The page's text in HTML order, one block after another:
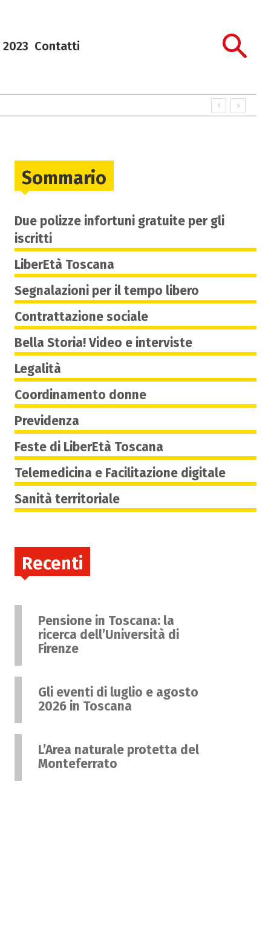
Contatti
Sommario
Due polizze infortuni gratuite per gli
iscritti
LiberEtà Toscana
Segnalazioni per il tempo libero
Contrattazione sociale
Bella Storia! Video e interviste
Legalità
Coordinamento donne
Previdenza
Feste di LiberEtà Toscana
Telemedicina e Facilitazione digitale
Sanità territoriale
Recenti
Pensione in Toscana: la
ricerca dell’Università di
Firenze
Gli eventi di luglio e agosto
2026 in Toscana
L’Area naturale protetta del
Monteferrato